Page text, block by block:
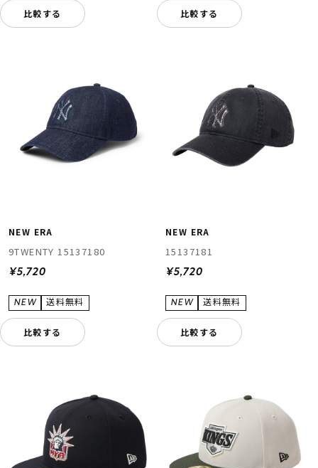
比較する 比較する
NEW ERA
9TWENTY 15137180
¥5,720
比較する
NEW ERA
15137181
¥5,720
比較する